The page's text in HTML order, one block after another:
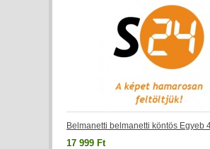
Belmanetti belmanetti köntös Egyeb
17 999 Ft